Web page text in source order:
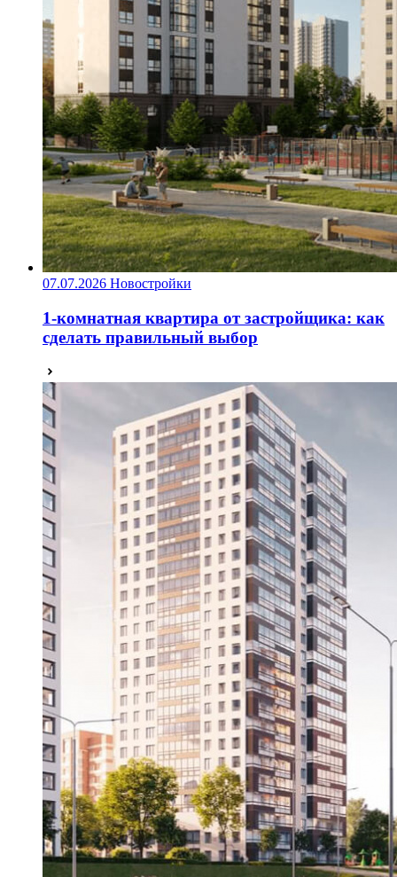
07.07.2026 Новостройки
1-комнатная квартира от застройщика: как
сделать правильный выбор